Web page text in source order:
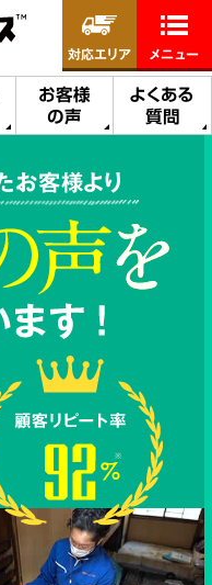
お客様
の声
よくある
質問
対応エリア メニュー
お客様より